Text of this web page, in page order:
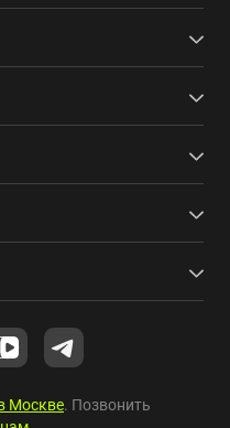
Москве. Позвонить